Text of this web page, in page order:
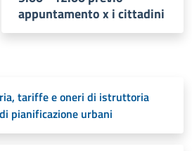
appuntamento x i cittadini
tariffe e oneri di istruttoria
pianificazione urbani